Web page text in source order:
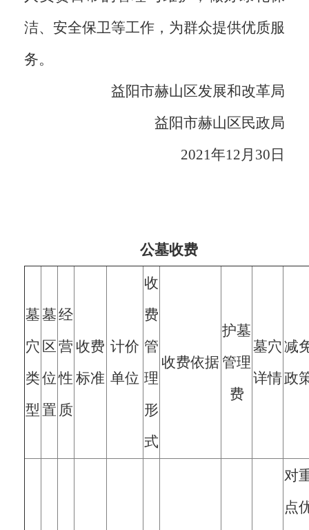
洁、安全保卫等工作，为群众提供优质服
务。
益阳市赫山区发展和改革局
益阳市赫山区民政局
2021年12月30日
公墓收费
墓
穴
类
型
墓
区
位
置
经
营
性
质
收费
标准
计价
单位
收
费
管
理
形
式
收费依据
护墓
管理
费
墓穴
详情
减
政
对
点